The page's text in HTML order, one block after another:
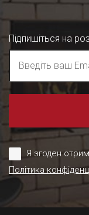
Підпишіться на
Я згоден
Політика